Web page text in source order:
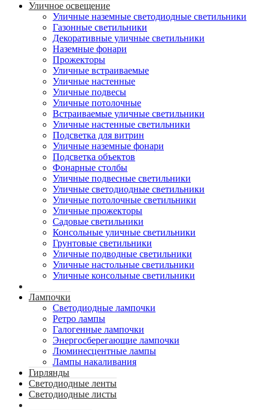
Уличное освещение
Уличные наземные светодиодные светильники
Газонные светильники
Декоративные уличные светильники
Наземные фонари
Прожекторы
Уличные встраиваемые
Уличные настенные
Уличные подвесы
Уличные потолочные
Встраиваемые уличные светильники
Уличные настенные светильники
Подсветка для витрин
Уличные наземные фонари
Подсветка объектов
Фонарные столбы
Уличные подвесные светильники
Уличные светодиодные светильники
Уличные потолочные светильники
Уличные прожекторы
Садовые светильники
Консольные уличные светильники
Грунтовые светильники
Уличные подводные светильники
Уличные настольные светильники
Уличные консольные светильники
Лампочки
Светодиодные лампочки
Ретро лампы
Галогенные лампочки
Энергосберегающие лампочки
Люминесцентные лампы
Лампы накаливания
Гирлянды
Светодиодные ленты
Светодиодные листы